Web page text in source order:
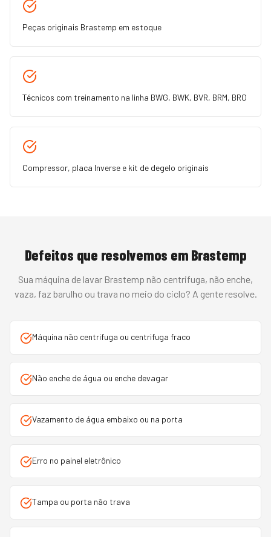
Peças originais Brastemp em estoque
Técnicos com treinamento na linha BWG, BWK, BVR, BRM, BRO
Compressor, placa Inverse e kit de degelo originais
Defeitos que resolvemos em Brastemp
Sua máquina de lavar Brastemp não centrifuga, não enche,
vaza, faz barulho ou trava no meio do ciclo? A gente resolve.
Máquina não centrifuga ou centrifuga fraco
Não enche de água ou enche devagar
Vazamento de água embaixo ou na porta
Erro no painel eletrônico
Tampa ou porta não trava